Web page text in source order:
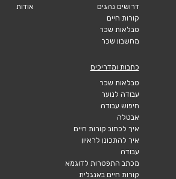
דרושים נהגים
קורות חיים
טבלאות שכר
מחשבון שכר
אודות
כתבות ומדריכים
טבלאות שכר
עבודה לנוער
חיפוש עבודה
אבטלה
איך לכתוב קורות חיים
איך להתכונן לראיון
עבודה
מכתב התפטרות לדוגמא
קורות חיים באנגלית